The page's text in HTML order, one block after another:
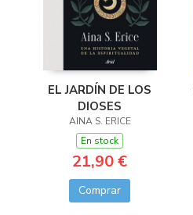
EL JARDÍN DE LOS
DIOSES
AINA S. ERICE
En stock
21,90 €
Comprar